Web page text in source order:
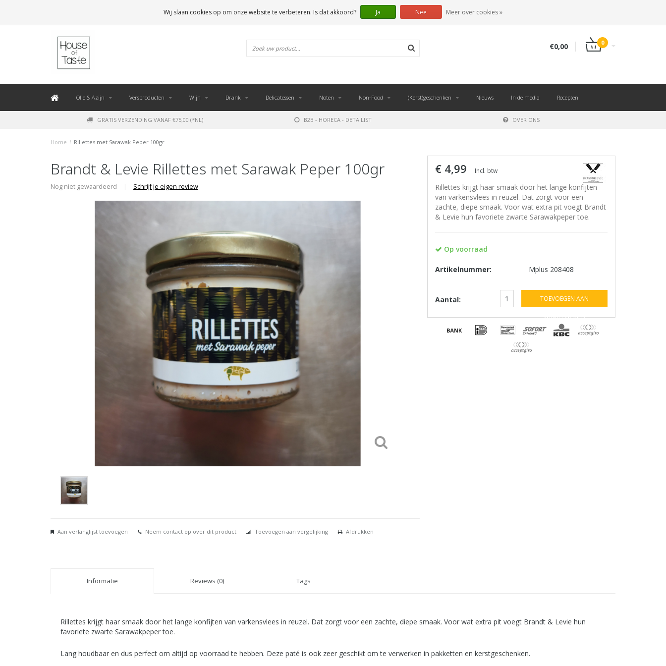
NL
€0,00 0
Olie & Azijn Versproducten Wijn Drank Delicatessen Noten Non-Food (Kerst)geschenken Nieuws In de media Recepten
GRATIS VERZENDING VANAF €75,00 (*NL) B2B - HORECA - DETAILIST OVER ONS
Home / Rillettes met Sarawak Peper 100gr
Brandt & Levie Rillettes met Sarawak Peper 100gr
Nog niet gewaardeerd | Schrijf je eigen review
Aan verlanglijst toevoegen Neem contact op over dit product Toevoegen aan vergelijking Afdrukken
€ 4,99 Incl. btw
Rillettes krijgt haar smaak door het lange konfijten
van varkensvlees in reuzel. Dat zorgt voor een
zachte, diepe smaak. Voor wat extra pit voegt Brandt
& Levie hun favoriete zwarte Sarawakpeper toe.
Op voorraad
Artikelnummer: Mplus 208408
Aantal: TOEVOEGEN AAN
WINKELWAGEN
Informatie Reviews (0) Tags
Rillettes krijgt haar smaak door het lange konfijten van varkensvlees in reuzel. Dat zorgt voor een zachte, diepe smaak. Voor wat extra pit voegt Brandt & Levie hun
favoriete zwarte Sarawakpeper toe.
Lang houdbaar en dus perfect om altijd op voorraad te hebben. Deze paté is ook zeer geschikt om te verwerken in pakketten en kerstgeschenken.
Wij slaan cookies op om onze website te verbeteren. Is dat akkoord? Ja Nee Meer over cookies »